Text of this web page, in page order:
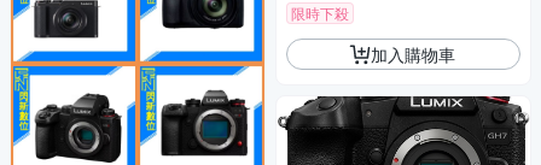
限時下殺
加入購物車